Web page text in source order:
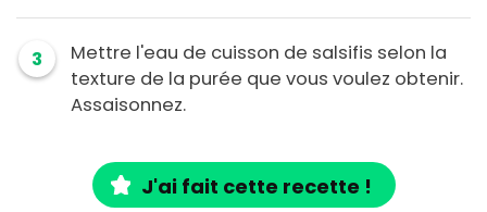
3
Mettre l'eau de cuisson de salsifis selon la
texture de la purée que vous voulez obtenir.
Assaisonnez.
J'ai fait cette recette !